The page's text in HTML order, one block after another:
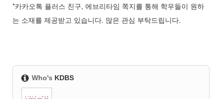
*카카오톡 플러스 친구, 에브리타임 쪽지를 통해 학우들이 원하
는 소재를 제공받고 있습니다. 많은 관심 부탁드립니다.
Who's KDBS